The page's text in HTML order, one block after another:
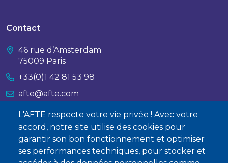
L'AFTE respecte votre vie privée ! Avec votre
accord, notre site utilise des cookies pour
garantir son bon fonctionnement et optimiser
ses performances techniques, pour stocker et
Contact
46 rue d’Amsterdam
75009 Paris
+33(0)1 42 81 53 98
afte@afte.com
Nous contacter
À propos